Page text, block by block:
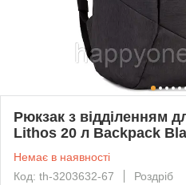
Рюкзак з відділенням
Lithos 20 л Backpack
Немає в наявності
Код: th-3203632-67
Роздріб